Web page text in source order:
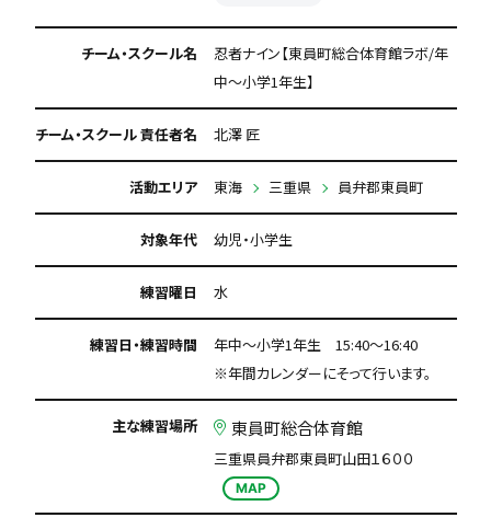
チーム・スクール名
忍者ナイン【東員町総合体育館ラボ/年
中～小学1年生】
チーム・スクール 責任者名 北澤 匠
活動エリア 東海 三重県 員弁郡東員町
対象年代 幼児・小学生
練習曜日 水
練習日・練習時間
年中～小学1年生 15:40～16:40
※年間カレンダーにそって行います。
主な練習場所 東員町総合体育館
三重県員弁郡東員町山田１６００
MAP